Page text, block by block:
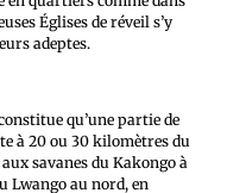
Églises de réveil s’y
adeptes.
qu’une partie de
à 20 ou 30 kilomètres du
savanes du Kakongo à
Lwango au nord, en